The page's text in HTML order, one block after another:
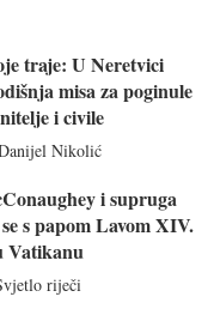
traje: U Neretvici
misa za poginule
i civile
Nikolić
i supruga
s papom Lavom XIV.
Vatikanu
riječi